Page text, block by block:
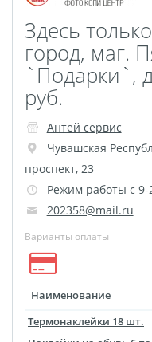
Печать на пленке,
наклейки
Печать на бэклите
Печать на холсте
Оформление картин
Папки
Печать подарочных
сертификатов
Холст-Декор на
подрамнике
Выпускные виньетки
Рамки
Инстамагнит
Здесь
город, маг.
`Подарки`,
руб.
Антей сервис
Чувашская
проспект, 23
Режим работы с 9-
202358@mail.ru
Варианты оплаты
Наименование
Термонаклейки 18 шт.